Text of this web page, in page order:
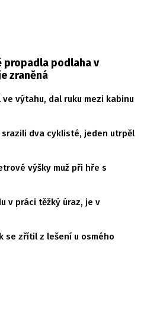
propadla podlaha v
zraněná
výtahu, dal ruku mezi kabinu
srazili dva cyklisté, jeden utrpěl
výšky muž při hře s
v práci těžký úraz, je v
se zřítil z lešení u osmého